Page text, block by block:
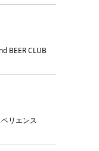
BEER CLUB
リエンス